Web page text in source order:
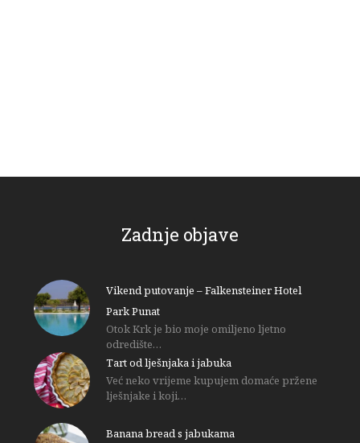
Zadnje objave
Vikend putovanje – Falkensteiner Hotel
Park Punat
Otok Krk je bio moje omiljeno ljetno
odredište…
Tart od lješnjaka i jabuka
Već neko vrijeme kupujem domaće pržene
lješnjake i koji…
Banana bread s jabukama